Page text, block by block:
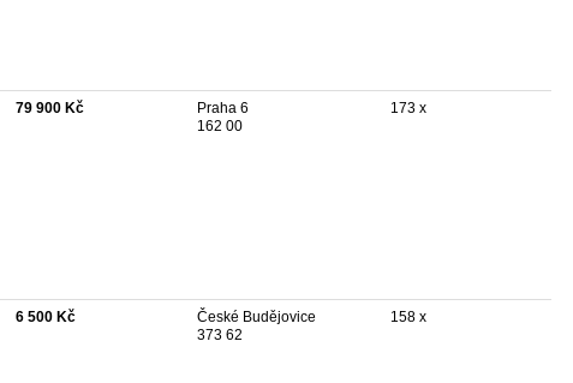
79 900 Kč
Praha 6
162 00
173 x
6 500 Kč
České Budějovice
373 62
158 x